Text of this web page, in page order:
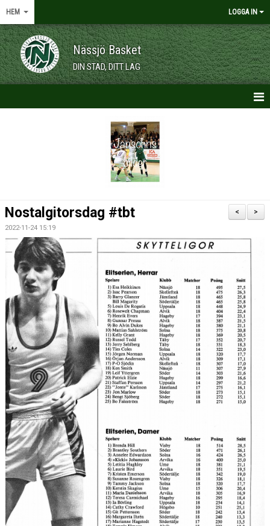
HEM LOGGA IN
Nässjö Basket
DIN STAD, DITT LAG
VÅRA LAG/TRÄNARE
MEDLEMSKAP
UNGDOMSSEKTIONEN
MEDIA
ALF HÅKANSSONS MINNESFOND
>
<
Nostalgitorsdag #tbt
2022-11-24 15:19